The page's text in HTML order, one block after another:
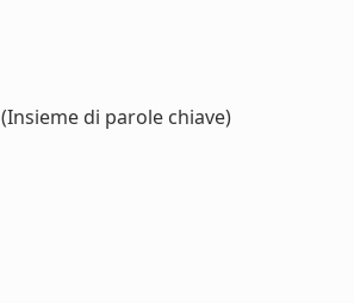
(Insieme di parole chiave)